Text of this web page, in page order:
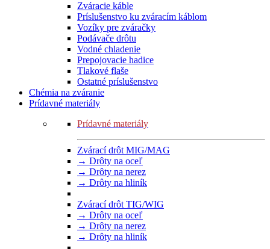
Zváracie káble
Príslušenstvo ku zváracím káblom
Vozíky pre zváračky
Podávače drôtu
Vodné chladenie
Prepojovacie hadice
Tlakové flaše
Ostatné príslušenstvo
Chémia na zváranie
Prídavné materiály
Prídavné materiály
Zvárací drôt MIG/MAG
→ Drôty na oceľ
→ Drôty na nerez
→ Drôty na hliník
Zvárací drôt TIG/WIG
→ Drôty na oceľ
→ Drôty na nerez
→ Drôty na hliník